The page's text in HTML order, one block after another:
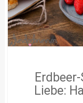
Liebe: